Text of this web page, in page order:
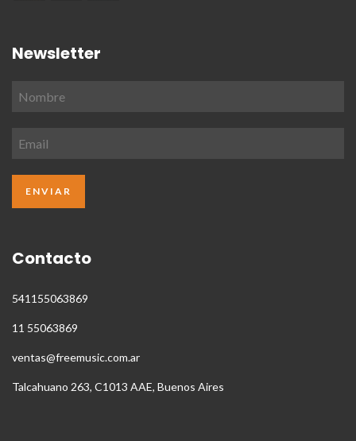
Newsletter
Contacto
541155063869
11 55063869
ventas@freemusic.com.ar
Talcahuano 263, C1013 AAE, Buenos Aires